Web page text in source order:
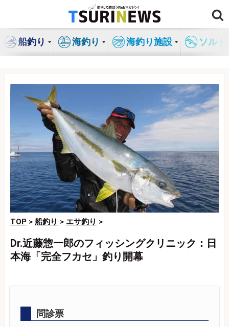
ン
船釣り 海釣り 海釣り施設 ソル
TOP > 船釣り > エサ釣り >
Dr.近藤惣一郎のフィッシングクリニック：日
本海「完全フカセ」釣り開幕
問診票